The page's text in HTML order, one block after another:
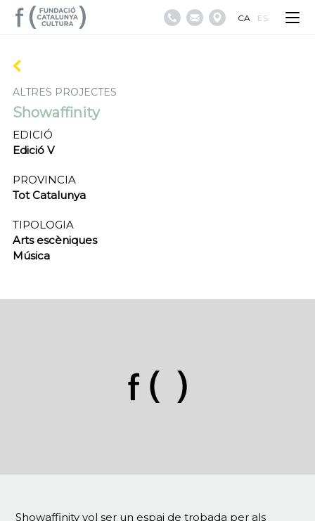
CA ES
ALTRES PROJECTES
Showaffinity
EDICIÓ
Edició V
PROVINCIA
Tot Catalunya
TIPOLOGIA
Arts escèniques
Música
Showaffinity vol ser un espai de trobada per als